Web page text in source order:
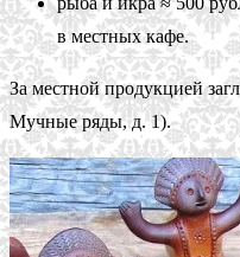
в местных кафе.
За местной продукцией
Мучные ряды, д. 1).